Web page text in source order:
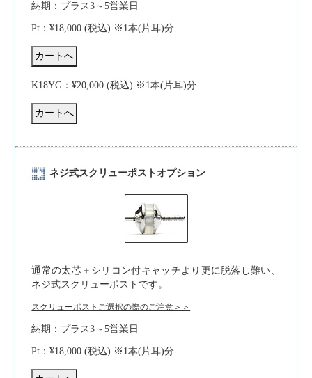
納期：プラス3～5営業日
Pt：¥18,000 (税込) ※1本(片耳)分
K18YG：¥20,000 (税込) ※1本(片耳)分
ネジ式スクリューポストオプション
通常の太芯＋シリコン付キャッチより更に脱落し難い、
ネジ式スクリューポストです。
スクリューポストご選択の際のご注意＞＞
納期：プラス3～5営業日
Pt：¥18,000 (税込) ※1本(片耳)分